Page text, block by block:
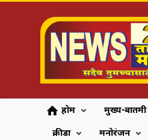
होम मुख्य-बातमी
क्रीडा
मनोरंजन